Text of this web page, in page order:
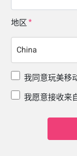
地区
China
我同意玩美移
我愿意接收来